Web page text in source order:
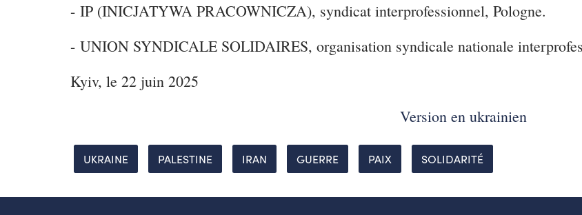
- IP (INICJATYWA PRACOWNICZA), syndicat interprofessionnel, Pologne.
- UNION SYNDICALE SOLIDAIRES, organisation syndicale nationale
Kyiv, le 22 juin 2025
Version en ukrainien
UKRAINE PALESTINE IRAN GUERRE PAIX SOLIDARITÉ